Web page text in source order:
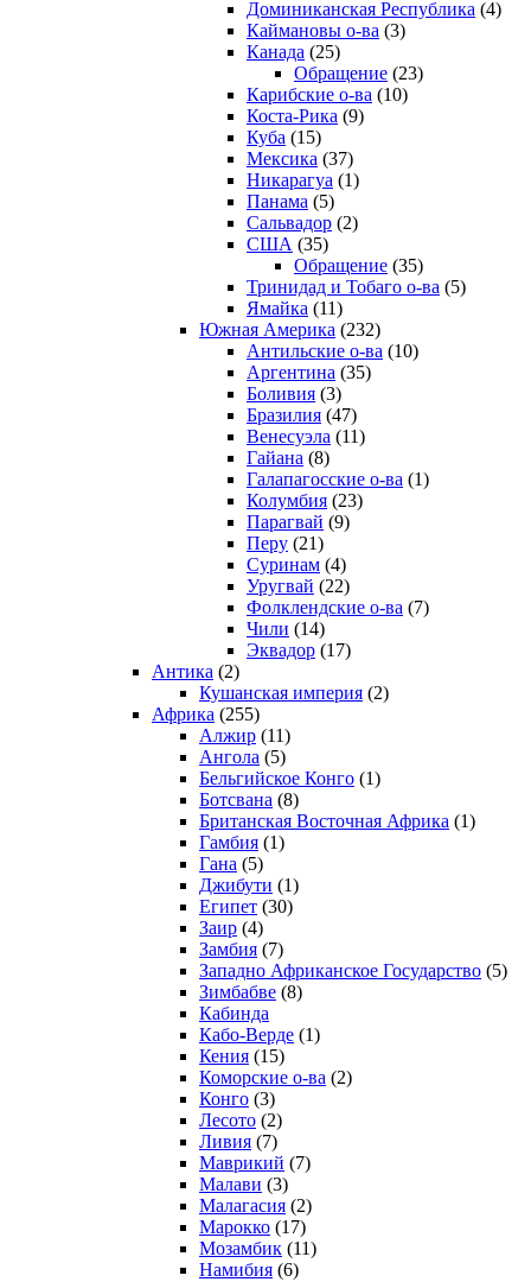
Доминиканская Республика (4)
Каймановы о-ва (3)
Канада (25)
Обращение (23)
Карибские о-ва (10)
Коста-Рика (9)
Куба (15)
Мексика (37)
Никарагуа (1)
Панама (5)
Сальвадор (2)
США (35)
Обращение (35)
Тринидад и Тобаго о-ва (5)
Ямайка (11)
Южная Америка (232)
Антильские о-ва (10)
Аргентина (35)
Боливия (3)
Бразилия (47)
Венесуэла (11)
Гайана (8)
Галапагосские о-ва (1)
Колумбия (23)
Парагвай (9)
Перу (21)
Суринам (4)
Уругвай (22)
Фолклендские о-ва (7)
Чили (14)
Эквадор (17)
Антика (2)
Кушанская империя (2)
Африка (255)
Алжир (11)
Ангола (5)
Бельгийское Конго (1)
Ботсвана (8)
Британская Восточная Африка (1)
Гамбия (1)
Гана (5)
Джибути (1)
Египет (30)
Заир (4)
Замбия (7)
Западно Африканское Государство (5)
Зимбабве (8)
Кабинда
Кабо-Верде (1)
Кения (15)
Коморские о-ва (2)
Конго (3)
Лесото (2)
Ливия (7)
Маврикий (7)
Малави (3)
Малагасия (2)
Марокко (17)
Мозамбик (11)
Намибия (6)